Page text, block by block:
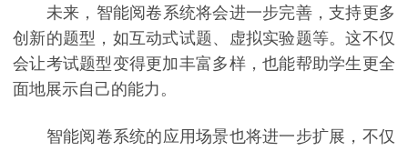
未来，智能阅卷系统将会进一步完善，支持更多
创新的题型，如互动式试题、虚拟实验题等。这不仅
会让考试题型变得更加丰富多样，也能帮助学生更全
面地展示自己的能力。
智能阅卷系统的应用场景也将进一步扩展，不仅